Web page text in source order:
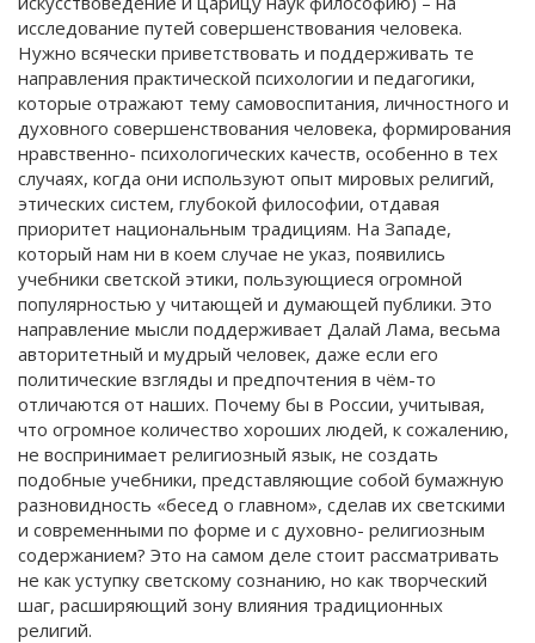
исследование путей совершенствования человека.
Нужно всячески приветствовать и поддерживать те
направления практической психологии и педагогики,
которые отражают тему самовоспитания, личностного и
духовного совершенствования человека, формирования
нравственно- психологических качеств, особенно в тех
случаях, когда они используют опыт мировых религий,
этических систем, глубокой философии, отдавая
приоритет национальным традициям. На Западе,
который нам ни в коем случае не указ, появились
учебники светской этики, пользующиеся огромной
популярностью у читающей и думающей публики. Это
направление мысли поддерживает Далай Лама, весьма
авторитетный и мудрый человек, даже если его
политические взгляды и предпочтения в чём-то
отличаются от наших. Почему бы в России, учитывая,
что огромное количество хороших людей, к сожалению,
не воспринимает религиозный язык, не создать
подобные учебники, представляющие собой бумажную
разновидность «бесед о главном», сделав их светскими
и современными по форме и с духовно- религиозным
содержанием? Это на самом деле стоит рассматривать
не как уступку светскому сознанию, но как творческий
шаг, расширяющий зону влияния традиционных
религий.